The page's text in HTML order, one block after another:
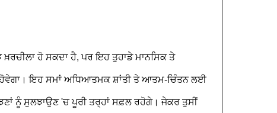
ਹੋ ਸਕਦਾ ਹੈ, ਪਰ ਇਹ ਤੁਹਾਡੇ ਮਾਨਸਿਕ ਤੇ
ਹੋਵੇਗਾ। ਇਹ ਸਮਾਂ ਅਧਿਆਤਮਕ ਸ਼ਾਂਤੀ ਤੇ ਆਤਮ-ਚਿੰਤਨ ਲਈ
ਨੂੰ ਸੁਲਝਾਉਣ 'ਚ ਪੂਰੀ ਤਰ੍ਹਾਂ ਸਫ਼ਲ ਰਹੋਗੇ। ਜੇਕਰ ਤੁਸੀਂ